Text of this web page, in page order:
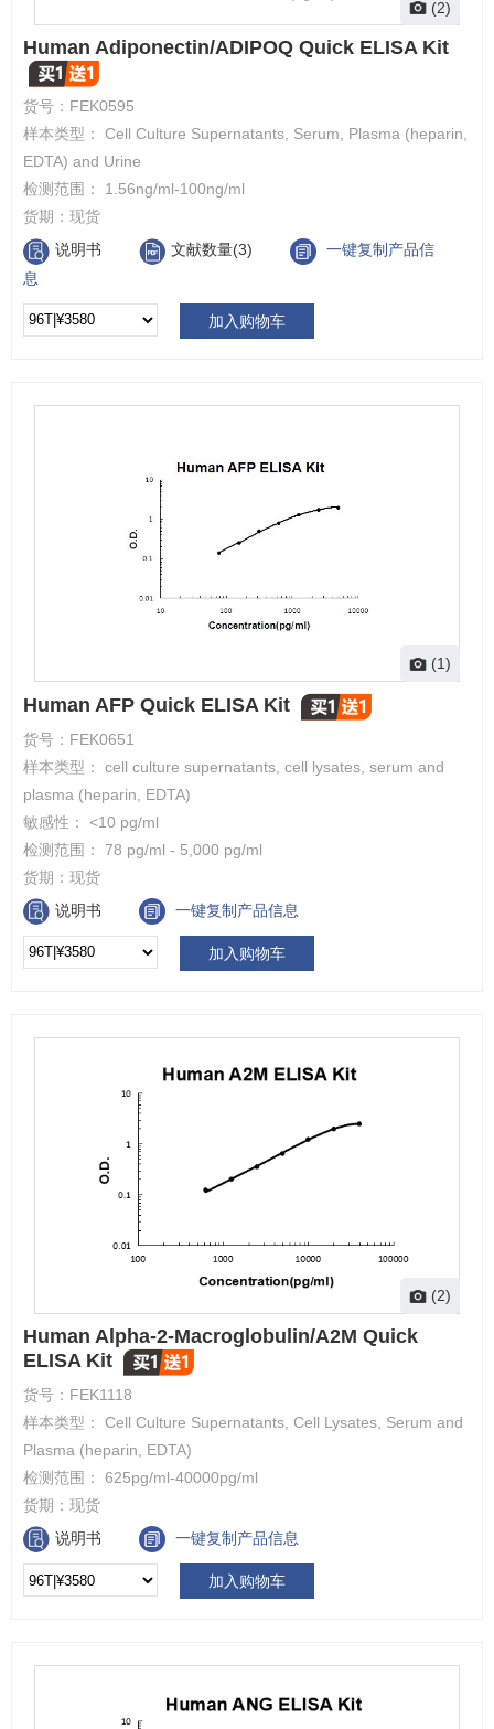
(2)
Human Adiponectin/ADIPOQ Quick ELISA Kit
货号： FEK0595
样本类型： Cell Culture Supernatants, Serum, Plasma (heparin,
EDTA) and Urine
检测范围： 1.56ng/ml-100ng/ml
货期： 现货
说明书
文献数量(3)
一键复制产品信
息
加入购物车
(1)
Human AFP Quick ELISA Kit
货号： FEK0651
样本类型： cell culture supernatants, cell lysates, serum and
plasma (heparin, EDTA)
敏感性： <10 pg/ml
检测范围： 78 pg/ml - 5,000 pg/ml
货期： 现货
说明书
一键复制产品信息
加入购物车
(2)
Human Alpha-2-Macroglobulin/A2M Quick
ELISA Kit
货号： FEK1118
样本类型： Cell Culture Supernatants, Cell Lysates, Serum and
Plasma (heparin, EDTA)
检测范围： 625pg/ml-40000pg/ml
货期： 现货
说明书
一键复制产品信息
加入购物车